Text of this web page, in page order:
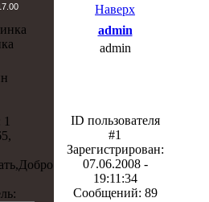
Добро
Наверх
admin
admin
ID пользователя
#1
Зарегистрирован:
07.06.2008 -
19:11:34
Сообщений: 89